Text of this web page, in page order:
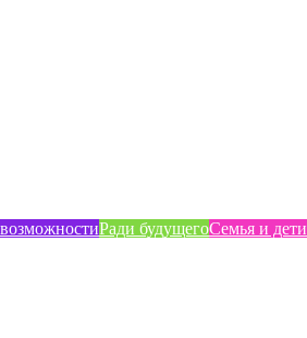
Ради будущегоСемья и дети